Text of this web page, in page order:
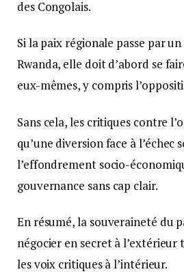
des Congolais.
Si la paix régionale passe par
Rwanda, elle doit d’abord se
eux-mêmes, y compris
Sans cela, les critiques contre
qu’une diversion face à l’échec
l’effondrement socio-
gouvernance sans cap clair.
En résumé, la souveraineté du
négocier en secret à
les voix critiques à l’intérieur.